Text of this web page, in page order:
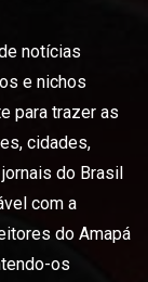
notícias
e nichos
para trazer as
cidades,
do Brasil
com a
do Amapá
os